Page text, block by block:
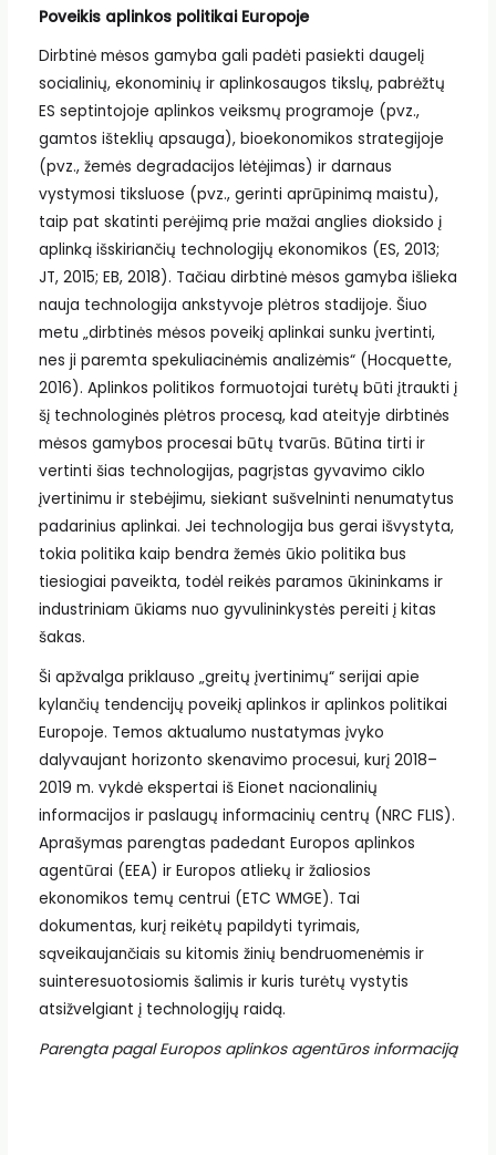
Poveikis aplinkos politikai Europoje
Dirbtinė mėsos gamyba gali padėti pasiekti daugelį
socialinių, ekonominių ir aplinkosaugos tikslų, pabrėžtų
ES septintojoje aplinkos veiksmų programoje (pvz.,
gamtos išteklių apsauga), bioekonomikos strategijoje
(pvz., žemės degradacijos lėtėjimas) ir darnaus
vystymosi tiksluose (pvz., gerinti aprūpinimą maistu),
taip pat skatinti perėjimą prie mažai anglies dioksido į
aplinką išskiriančių technologijų ekonomikos (ES, 2013;
JT, 2015; EB, 2018). Tačiau dirbtinė mėsos gamyba išlieka
nauja technologija ankstyvoje plėtros stadijoje. Šiuo
metu „dirbtinės mėsos poveikį aplinkai sunku įvertinti,
nes ji paremta spekuliacinėmis analizėmis“ (Hocquette,
2016). Aplinkos politikos formuotojai turėtų būti įtraukti į
šį technologinės plėtros procesą, kad ateityje dirbtinės
mėsos gamybos procesai būtų tvarūs. Būtina tirti ir
vertinti šias technologijas, pagrįstas gyvavimo ciklo
įvertinimu ir stebėjimu, siekiant sušvelninti nenumatytus
padarinius aplinkai. Jei technologija bus gerai išvystyta,
tokia politika kaip bendra žemės ūkio politika bus
tiesiogiai paveikta, todėl reikės paramos ūkininkams ir
industriniam ūkiams nuo gyvulininkystės pereiti į kitas
šakas.
Ši apžvalga priklauso „greitų įvertinimų“ serijai apie
kylančių tendencijų poveikį aplinkos ir aplinkos politikai
Europoje. Temos aktualumo nustatymas įvyko
dalyvaujant horizonto skenavimo procesui, kurį 2018–
2019 m. vykdė ekspertai iš Eionet nacionalinių
informacijos ir paslaugų informacinių centrų (NRC FLIS).
Aprašymas parengtas padedant Europos aplinkos
agentūrai (EEA) ir Europos atliekų ir žaliosios
ekonomikos temų centrui (ETC WMGE). Tai
dokumentas, kurį reikėtų papildyti tyrimais,
sąveikaujančiais su kitomis žinių bendruomenėmis ir
suinteresuotosiomis šalimis ir kuris turėtų vystytis
atsižvelgiant į technologijų raidą.
Parengta pagal Europos aplinkos agentūros informaciją